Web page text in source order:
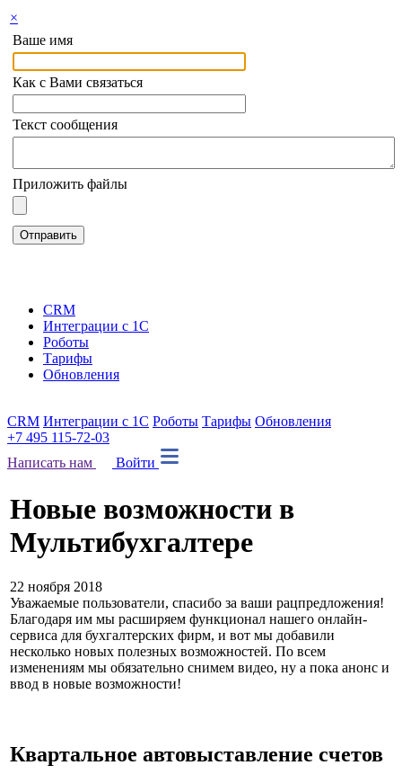
×
Ваше имя
Как с Вами связаться
Текст сообщения
Приложить файлы
CRM
Интеграции с 1С
Роботы
Тарифы
Обновления
CRM Интеграции с 1С Роботы Тарифы Обновления
+7 495 115-72-03
Написать нам
Войти
Новые возможности в
Мультибухгалтере
22 ноября 2018
Уважаемые пользователи, спасибо за ваши рацпредложения!
Благодаря им мы расширяем функционал нашего онлайн-
сервиса для бухгалтерских фирм, и вот мы добавили
несколько новых полезных возможностей. По всем
изменениям мы обязательно снимем видео, ну а пока анонс и
ввод в новые возможности!
Квартальное автовыставление счетов